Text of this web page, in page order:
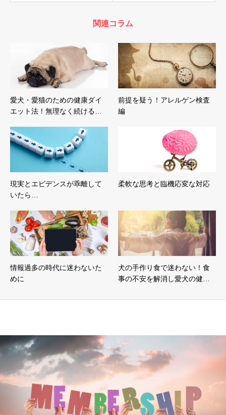
関連コラム
愛犬・愛猫のための健康ダイ
エット法！無理なく続ける…
前提を疑う！アレルゲン検査
編
現実とエビデンスが乖離して
いたら…
柔軟な思考と臨機応変な対応
情報過多の時代に迷わないた
めに
犬の手作り食で迷わない！食
事の不安を解消し愛犬の健…